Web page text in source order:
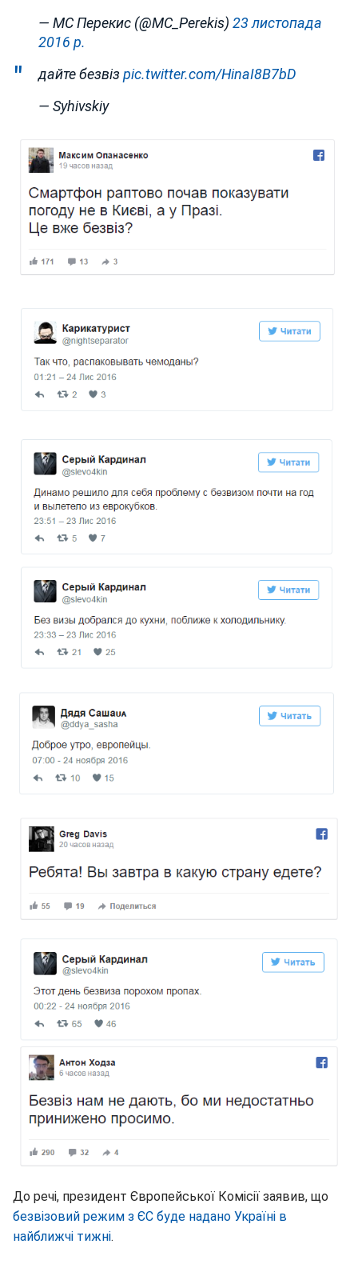
— МС Перекис (@MC_Perekis) 23 листопада
2016 р.
дайте безвізpic.twitter.com/HinaI8B7bD
— Syhivskiy
До речі, президент Європейської Комісії заявив, що
безвізовий режим з ЄС буде надано Україні в
найближчі тижні.